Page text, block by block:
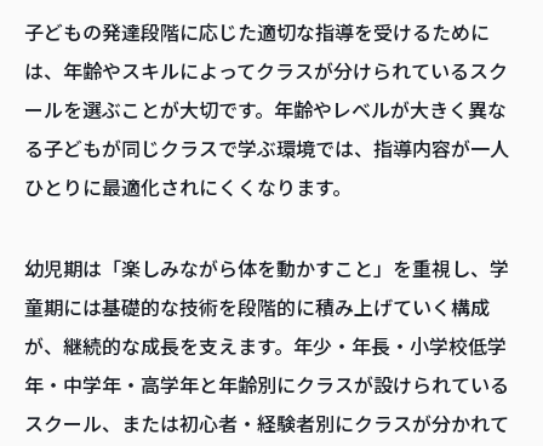
子どもの発達段階に応じた適切な指導を受けるために
は、年齢やスキルによってクラスが分けられているスク
ールを選ぶことが大切です。年齢やレベルが大きく異な
る子どもが同じクラスで学ぶ環境では、指導内容が一人
ひとりに最適化されにくくなります。
幼児期は「楽しみながら体を動かすこと」を重視し、学
童期には基礎的な技術を段階的に積み上げていく構成
が、継続的な成長を支えます。年少・年長・小学校低学
年・中学年・高学年と年齢別にクラスが設けられている
スクール、または初心者・経験者別にクラスが分かれて